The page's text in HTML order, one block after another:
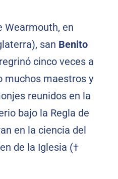
Wearmouth, en
san Benito
cinco veces a
muchos maestros y
reunidos en la
bajo la Regla de
en la ciencia del
de la Iglesia (†